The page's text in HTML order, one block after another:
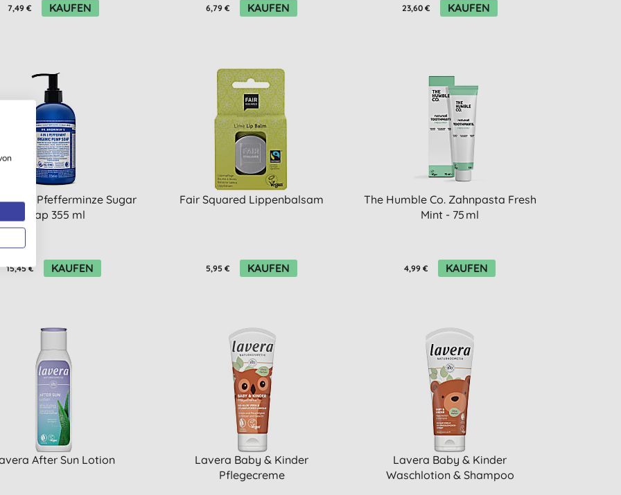
7,49 € KAUFEN 6,79 € KAUFEN 23,60 € KAUFEN
Pfefferminze Sugar
Soap 355 ml
15,45 € KAUFEN
Fair Squared Lippenbalsam
5,95 € KAUFEN
The Humble Co. Zahnpasta Fresh
Mint - 75 ml
4,99 € KAUFEN
After Sun Lotion
Lavera Baby & Kinder
Pflegecreme
Lavera Baby & Kinder
Waschlotion & Shampoo